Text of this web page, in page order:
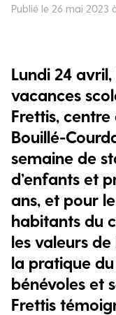
Publié le 26 mai 2023
Lundi 24
vacances
Frettis,
Bouillé-
semaine de
d’enfants et
ans, et pour
habitants du
les valeurs
la pratique
bénévoles et
Frettis